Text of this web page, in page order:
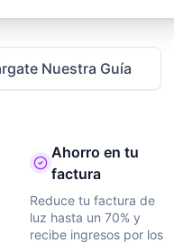
Nuestra Guía
Ahorro en tu
factura
Reduce tu factura de
luz hasta un 70% y
recibe ingresos por los